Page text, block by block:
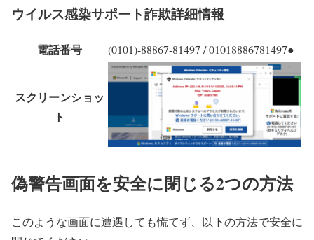
ウイルス感染サポート詐欺詳細情報
電話番号 (0101)-88867-81497 / 01018886781497●
スクリーンショッ
ト
偽警告画面を安全に閉じる2つの方法
このような画面に遭遇しても慌てず、以下の方法で安全に